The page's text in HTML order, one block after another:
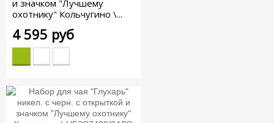
и значком "Лучшему
охотнику" Кольчугино \...
4 595 руб